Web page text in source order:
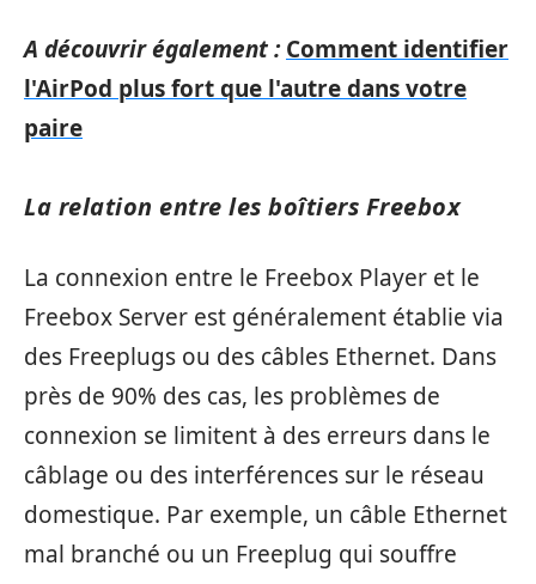
A découvrir également : Comment identifier
l'AirPod plus fort que l'autre dans votre
paire
La relation entre les boîtiers Freebox
La connexion entre le Freebox Player et le
Freebox Server est généralement établie via
des Freeplugs ou des câbles Ethernet. Dans
près de 90% des cas, les problèmes de
connexion se limitent à des erreurs dans le
câblage ou des interférences sur le réseau
domestique. Par exemple, un câble Ethernet
mal branché ou un Freeplug qui souffre